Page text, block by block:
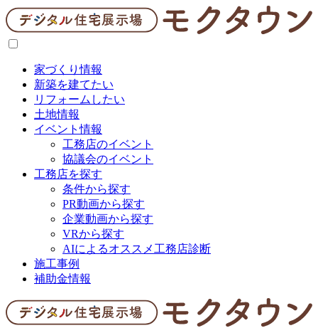
家づくり情報
新築を建てたい
リフォームしたい
土地情報
イベント情報
工務店のイベント
協議会のイベント
工務店を探す
条件から探す
PR動画から探す
企業動画から探す
VRから探す
AIによるオススメ工務店診断
施工事例
補助金情報